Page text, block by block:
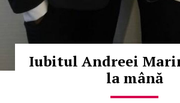
Iubitul Andreei
la mână